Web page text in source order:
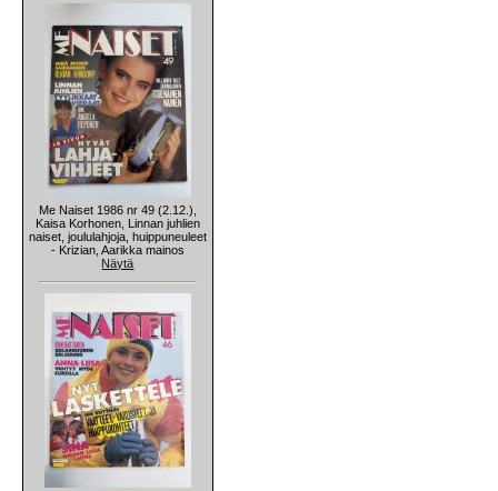
Me Naiset 1986 nr 49 (2.12.),
Kaisa Korhonen, Linnan juhlien
naiset, joululahjoja, huippuneuleet
- Krizian, Aarikka mainos
Näytä